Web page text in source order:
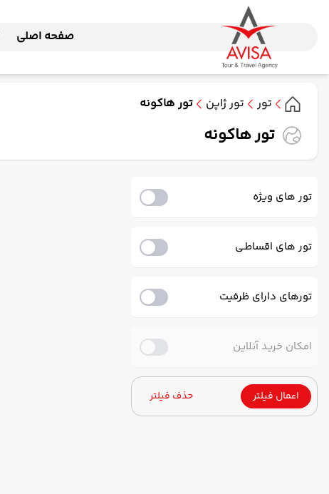
صفحه اصلی
تور تور ژاپن تور هاکونه
تور هاکونه
تور های ویژه
تور های اقساطـی
تورهای دارای ظرفیت
امکان خرید آنلاین
اعمال فیلتر حذف فیلتر